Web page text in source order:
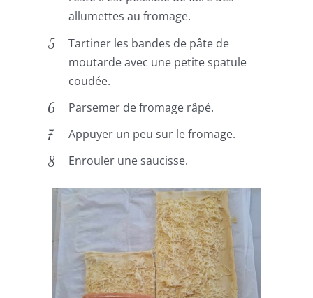
allumettes au fromage.
Tartiner les bandes de pâte de
moutarde avec une petite spatule
coudée.
Parsemer de fromage râpé.
Appuyer un peu sur le fromage.
Enrouler une saucisse.